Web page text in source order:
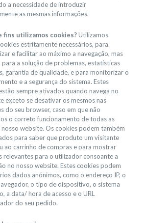
a necessidade de introduzir
as mesmas informações.
fins utilizamos cookies?Utilizamos
estritamente necessários, para
e facilitar ao máximo a navegação, mas
para a solução de problemas, estatísticas
garantia de qualidade, e para monitorizar o
e a segurança do sistema. Estes
sempre ativados quando navega no
exceto se desativar os mesmos nas
do seu browser, caso em que não
o correto funcionamento de todas as
nosso website. Os cookies podem também
para saber que produto um visitante
ao carrinho de compras e para mostrar
relevantes para o utilizador consoante a
no nosso website. Estes cookies podem
dados anónimos, como o endereço IP, o
o tipo de dispositivo, o sistema
a data/ hora de acesso e o URL
do seu pedido.